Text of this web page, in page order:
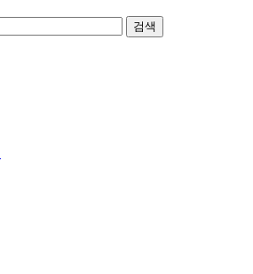
검색